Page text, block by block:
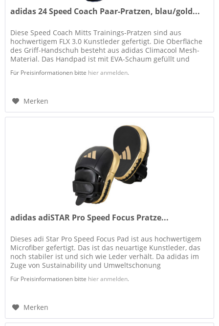
adidas 24 Speed Coach Paar-Pratzen, blau/gold...
Diese Speed Coach Mitts Trainings-Pratzen sind aus
hochwertigem FLX 3.0 Kunstleder gefertigt. Die Oberfläche
des Griff-Handschuh besteht aus adidas Climacool Mesh-
Material. Das Handpad ist mit EVA-Schaum gefüllt und
Für Preisinformationen bitte hier anmelden.
Merken
adidas adiSTAR Pro Speed Focus Pratze...
Dieses adi Star Pro Speed Focus Pad ist aus hochwertigem
Microfiber gefertigt. Das ist das neuartige Kunstleder, das
noch stabiler ist und sich wie Leder verhält. Da adidas im
Zuge von Sustainability und Umweltschonung
Für Preisinformationen bitte hier anmelden.
Merken